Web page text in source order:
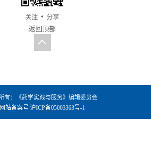
关注
分享
返回顶部
有：《药学实践与服务》编辑委员会
网站备案号 沪ICP备05003363号-1